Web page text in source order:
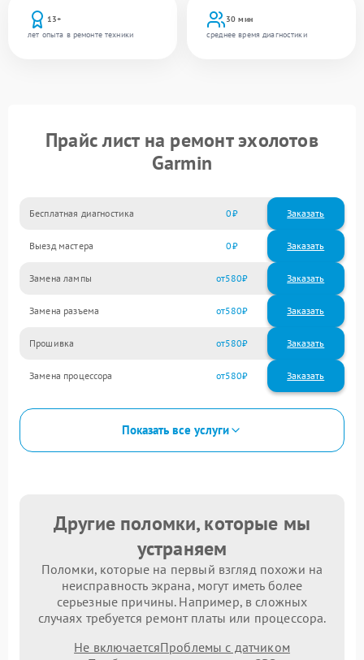
13+
лет опыта в ремонте техники
30 мин
среднее время диагностики
Прайс лист на ремонт эхолотов
Garmin
Бесплатная диагностика 0 Заказать
Выезд мастера 0 Заказать
Замена лампы 580
Замена разъема 580
Прошивка 580
Замена процессора 580
Показать все услуги
Другие поломки, которые мы
устраняем
Поломки, которые на первый взгляд похожи на
неисправность экрана, могут иметь более
серьезные причины. Например, в сложных
случаях требуется ремонт платы или процессора.
Не включаетсяПроблемы с датчиком